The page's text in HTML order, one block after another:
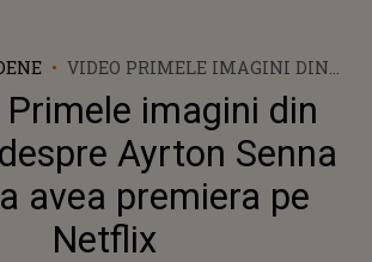
VIDEO PRIMELE IMAGINI DIN
SERIALUL DESPRE AYRTON
SENNA CARE VA AVEA
PREMIERA PE NETFLIX
Primele imagini din
Ayrton Senna
avea premiera pe
Netflix